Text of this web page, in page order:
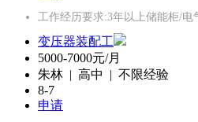
工作经历要求:3年以上储能柜/
变压器装配工
5000-7000元/月
朱林 | 高中 | 不限经验
8-7
申请